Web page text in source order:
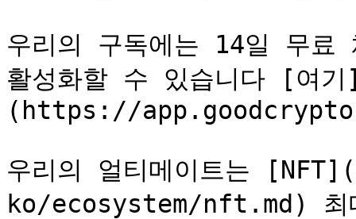
우리의 구독에는 14일 무료
활성화할 수 있습니다 [여
(https://
우리의 얼티메이트는
ko/ecosystem/nft.md) 최